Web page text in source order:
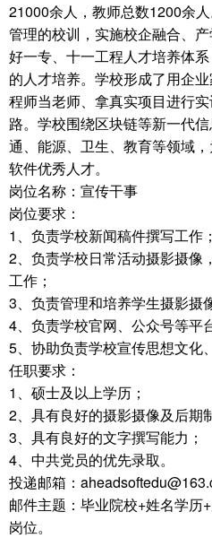
21000余人，教师总数1200余
管理的校训，实施校企融合、
好一专、十一工程人才培养体
的人才培养。学校形成了用企
程师当老师、拿真实项目进行
路。学校围绕区块链等新一代
通、能源、卫生、教育等领域
软件优秀人才。
岗位名称：宣传干事
岗位要求：
1、负责学校新闻稿件撰写工作；
2、负责学校日常活动摄影摄像
工作；
3、负责管理和培养学生摄影摄
4、负责学校官网、公众号等平
5、协助负责学校宣传思想文化
任职要求：
1、硕士及以上学历；
2、具有良好的摄影摄像及后期
3、具有良好的文字撰写能力；
4、中共党员的优先录取。
投递邮箱：
邮件主题：毕业院校+姓名学历
岗位。